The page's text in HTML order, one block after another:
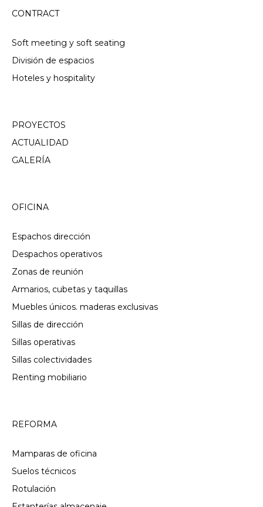
CONTRACT
Soft meeting y soft seating
División de espacios
Hoteles y hospitality
PROYECTOS
ACTUALIDAD
GALERÍA
OFICINA
Espachos dirección
Despachos operativos
Zonas de reunión
Armarios, cubetas y taquillas
Muebles únicos. maderas exclusivas
Sillas de dirección
Sillas operativas
Sillas colectividades
Renting mobiliario
REFORMA
Mamparas de oficina
Suelos técnicos
Rotulación